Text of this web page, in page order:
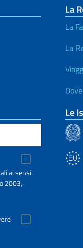
ai sensi
2003,
La
La
La
Le